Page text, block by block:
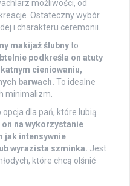
możliwości, od
Ostateczny wybór
i charakteru ceremonii.
makijaż ślubnyto
podkreśla on atuty
cieniowaniu,
barwach. To idealne
minimalizm.
opcja dla pań, które lubią
on na wykorzystanie
jak intensywnie
wyrazista szminka. Jest
które chcą olśnić